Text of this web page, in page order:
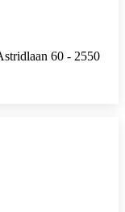
60 - 2550